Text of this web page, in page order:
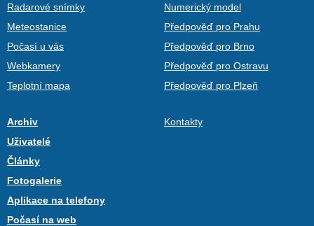
Radarové snímky
Meteostanice
Počasí u vás
Webkamery
Teplotní mapa
Numerický model
Předpověď pro Prahu
Předpověď pro Brno
Předpověď pro Ostravu
Předpověď pro Plzeň
Archiv
Uživatelé
Články
Fotogalerie
Aplikace na telefony
Počasí na web
Kontakty